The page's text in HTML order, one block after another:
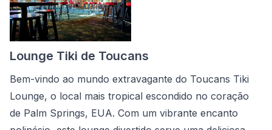
Lounge Tiki de Toucans
Bem-vindo ao mundo extravagante do Toucans Tiki
Lounge, o local mais tropical escondido no coração
de Palm Springs, EUA. Com um vibrante encanto